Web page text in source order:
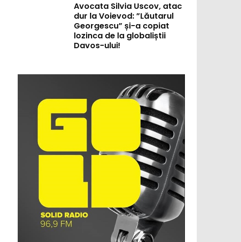
Avocata Silvia Uscov, atac
dur la Voievod: ”Lăutarul
Georgescu” și-a copiat
lozinca de la globaliștii
Davos-ului!